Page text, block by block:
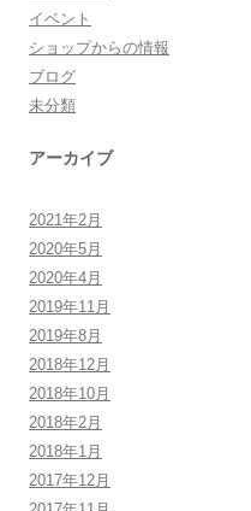
イベント
ショップからの情報
ブログ
未分類
アーカイブ
2021年2月
2020年5月
2020年4月
2019年11月
2019年8月
2018年12月
2018年10月
2018年2月
2018年1月
2017年12月